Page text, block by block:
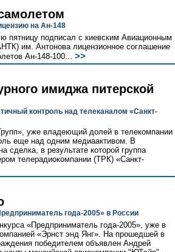
на Ан-148
пятницу подписал с киевским Авиационным
им. Антонова лицензионное соглашение
Ан-148-100... >>
имиджа питерской
контроль над телеканалом «Санкт-
уже владеющий долей в телекомпании
еще над одним медиаактивом. В
в результате которой группа
телерадиокомпании (ТРК) «Санкт-
года-2005» в России
«Предприниматель года-2005», уже в
«Эрнст энд Янг». На прошедшей в
победителем объявлен Андрей